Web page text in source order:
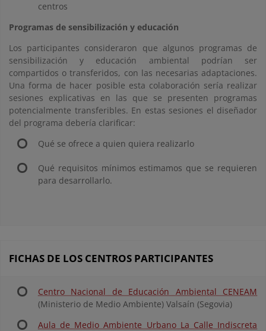
centros
Programas de sensibilización y educación
Los participantes consideraron que algunos programas de
sensibilización y educación ambiental podrían ser
compartidos o transferidos, con las necesarias adaptaciones.
Una forma de hacer posible esta colaboración sería realizar
sesiones explicativas en las que se presenten programas
potencialmente transferibles. En estas sesiones el diseñador
del programa debería clarificar:
Qué se ofrece a quien quiera realizarlo
Qué requisitos mínimos estimamos que se requieren
para desarrollarlo.
FICHAS DE LOS CENTROS PARTICIPANTES
Centro Nacional de Educación Ambiental CENEAM
(Ministerio de Medio Ambiente) Valsaín (Segovia)
Aula de Medio Ambiente Urbano La Calle Indiscreta